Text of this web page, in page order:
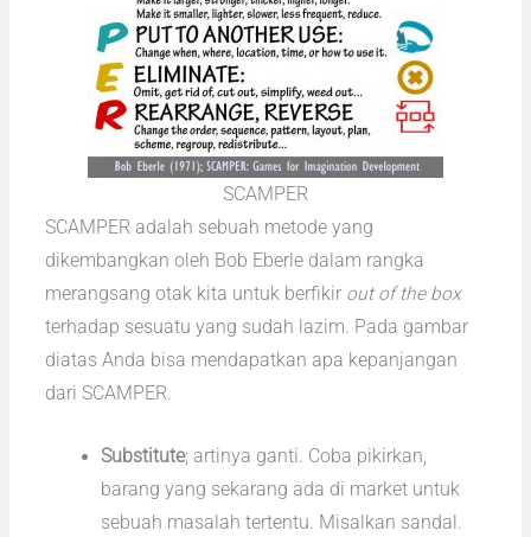
SCAMPER
SCAMPER adalah sebuah metode yang
dikembangkan oleh Bob Eberle dalam rangka
merangsang otak kita untuk berfikir out of the box
terhadap sesuatu yang sudah lazim. Pada gambar
diatas Anda bisa mendapatkan apa kepanjangan
dari SCAMPER.
Substitute; artinya ganti. Coba pikirkan,
barang yang sekarang ada di market untuk
sebuah masalah tertentu. Misalkan sandal.